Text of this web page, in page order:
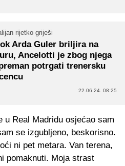
rijetko griješi
Arda Guler briljira na
Ancelotti je zbog njega
potrgati trenersku
22.06.24. 08:25
u Real Madridu osjećao sam
se izgubljeno, beskorisno.
ni pet metara. Van terena,
pomaknuti. Moja strast